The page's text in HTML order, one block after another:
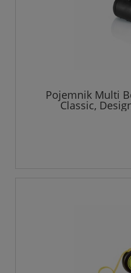
Pojemnik Multi
Classic,